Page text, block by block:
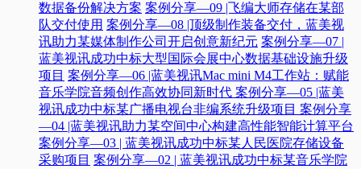
数据备份解决方案 案例分享—09 |飞编大师存储在某部
队交付使用 案例分享—08 |顶级制作装备交付，蓝美视
讯助力某媒体制作公司开启创意新纪元 案例分享—07 |
蓝美视讯成功中标大型国际会展中心数据基础设施升级
项目 案例分享—06 |蓝美视讯Mac mini M4工作站：赋能
音乐学院音频创作高效协同新时代​ 案例分享—05 |蓝美
视讯成功中标某广播电视台非编系统升级项目​ 案例分享
—04 |蓝美视讯助力某空间中心构建高性能智能计算平台​
案例分享—03 | 蓝美视讯成功中标某人民医院存储设备
采购项目 案例分享—02 | 蓝美视讯成功中标某音乐学院